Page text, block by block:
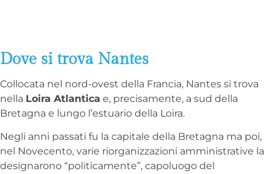
Dove si trova Nantes
Collocata nel nord-ovest della Francia, Nantes si trova
nella Loira Atlantica e, precisamente, a sud della
Bretagna e lungo l’estuario della Loira.
Negli anni passati fu la capitale della Bretagna ma poi,
nel Novecento, varie riorganizzazioni amministrative la
designarono “politicamente”, capoluogo del